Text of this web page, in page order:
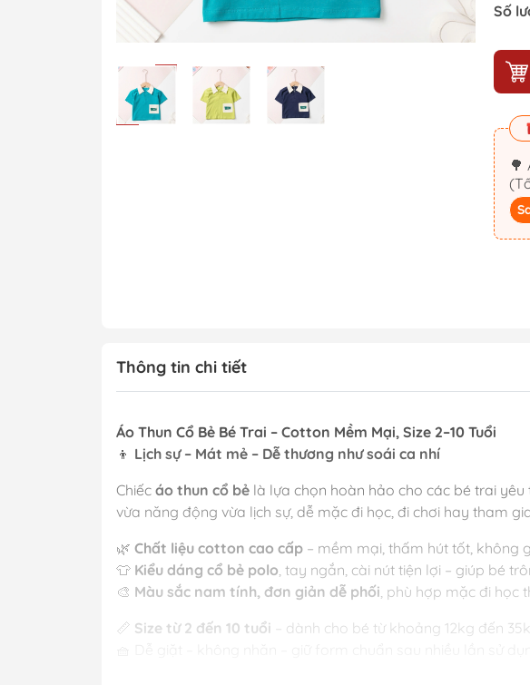
Số
🌳
Thông tin chi tiết
Áo Thun Cổ Bẻ Bé Trai – Cotton Mềm Mại, Size 2–10 Tuổi
👦 Lịch sự – Mát mẻ – Dễ thương như soái ca nhí
Chiếc áo thun cổ bẻ là lựa chọn hoàn hảo cho các bé trai
vừa năng động vừa lịch sự, dễ mặc đi học, đi chơi hay tham
🌿 Chất liệu cotton cao cấp – mềm mại, thấm hút tốt, không
👕 Kiểu dáng cổ bẻ polo, tay ngắn, cài nút tiện lợi – giúp bé
🎨 Màu sắc nam tính, đơn giản dễ phối, phù hợp mặc đi học
📏 Size từ 2 đến 10 tuổi – dành cho bé từ khoảng 12kg đến